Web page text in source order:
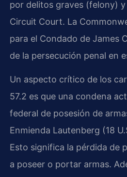
por delitos graves (felony) y
Circuit Court. La
para el Condado de James
de la persecución penal en
Un aspecto crítico de los
57.2 es que una condena
federal de posesión de
Enmienda Lautenberg (18
Esto significa la pérdida de
a poseer o portar armas.